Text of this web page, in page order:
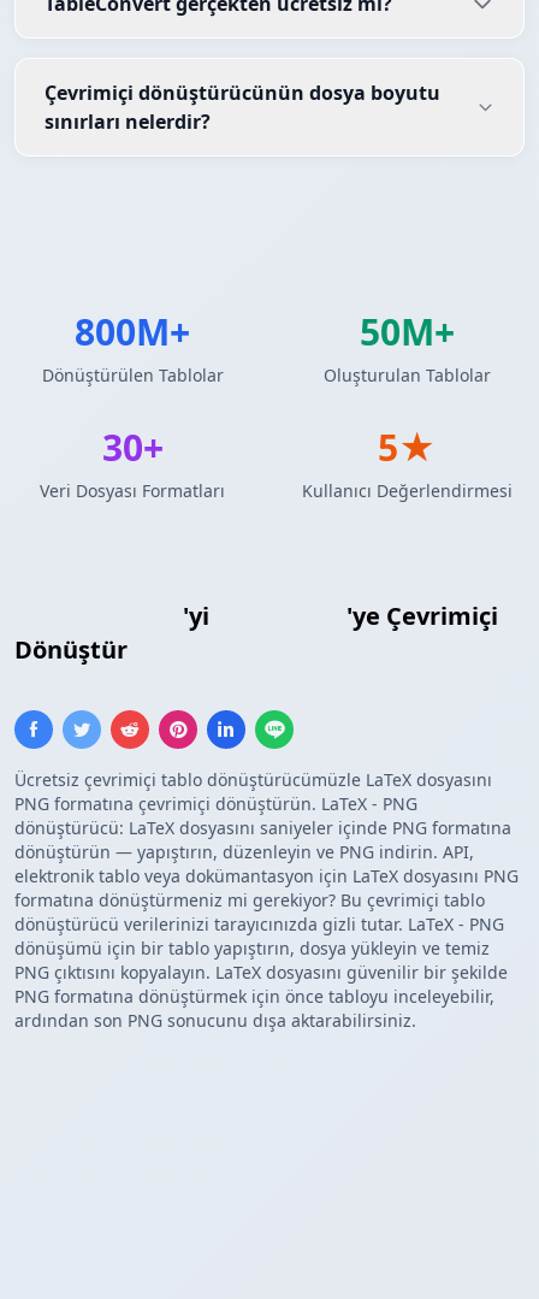
'yi
'ye Çevrimiçi
Dönüştür
Ücretsiz çevrimiçi tablo dönüştürücümüzle LaTeX dosyasını
PNG formatına çevrimiçi dönüştürün. LaTeX - PNG
dönüştürücü: LaTeX dosyasını saniyeler içinde PNG formatına
dönüştürün — yapıştırın, düzenleyin ve PNG indirin. API,
elektronik tablo veya dokümantasyon için LaTeX dosyasını PNG
formatına dönüştürmeniz mi gerekiyor? Bu çevrimiçi tablo
dönüştürücü verilerinizi tarayıcınızda gizli tutar. LaTeX - PNG
dönüşümü için bir tablo yapıştırın, dosya yükleyin ve temiz
PNG çıktısını kopyalayın. LaTeX dosyasını güvenilir bir şekilde
PNG formatına dönüştürmek için önce tabloyu inceleyebilir,
ardından son PNG sonucunu dışa aktarabilirsiniz.
Çevrimiçi dönüştürücünün dosya boyutu
sınırları nelerdir?
800M+
Dönüştürülen Tablolar
50M+
Oluşturulan Tablolar
30+
Veri Dosyası Formatları
5★
Kullanıcı Değerlendirmesi